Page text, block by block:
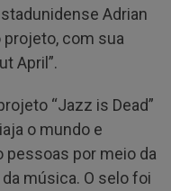
Adrian
com sua
April”.
“Jazz is Dead”
o mundo e
pessoas por meio da
música. O selo foi